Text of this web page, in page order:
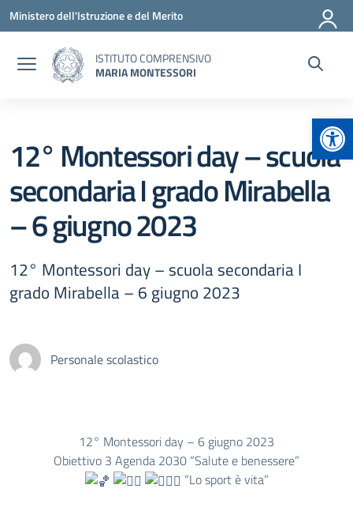
Vai ai contenuti
Vai al menu di navigazione
Vai al footer
Ministero dell'Istruzione e del Merito
ISTITUTO COMPRENSIVO
MARIA MONTESSORI
12° Montessori day – scuola
secondaria I grado Mirabella
– 6 giugno 2023
12° Montessori day – scuola secondaria I
grado Mirabella – 6 giugno 2023
Personale scolastico
12° Montessori day – 6 giugno 2023
Obiettivo 3 Agenda 2030 “Salute e benessere”
“Lo sport è vita”